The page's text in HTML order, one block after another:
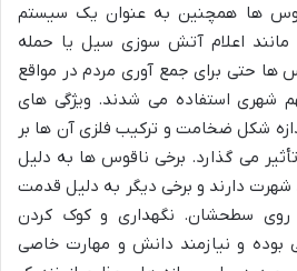
ها همچنین به عنوان یک سیستم
اعلام آتش سوزی سیل یا حمله
ها حتی برای جمع آوری مردم در مواقع
شهری استفاده می شدند. ویژگی های
شکل ضخامت و ترکیب فلزی آن ها بر
می گذارد. برخی ناقوس ها به دلیل
دارند و برخی دیگر به دلیل قدمت
روی سطحشان. نگهداری و کوک کردن
بوده و نیازمند دانش و مهارت خاصی